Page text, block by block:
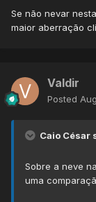
Se não nevar
maior aberração
Valdir
Posted
Caio César
Sobre a neve
uma